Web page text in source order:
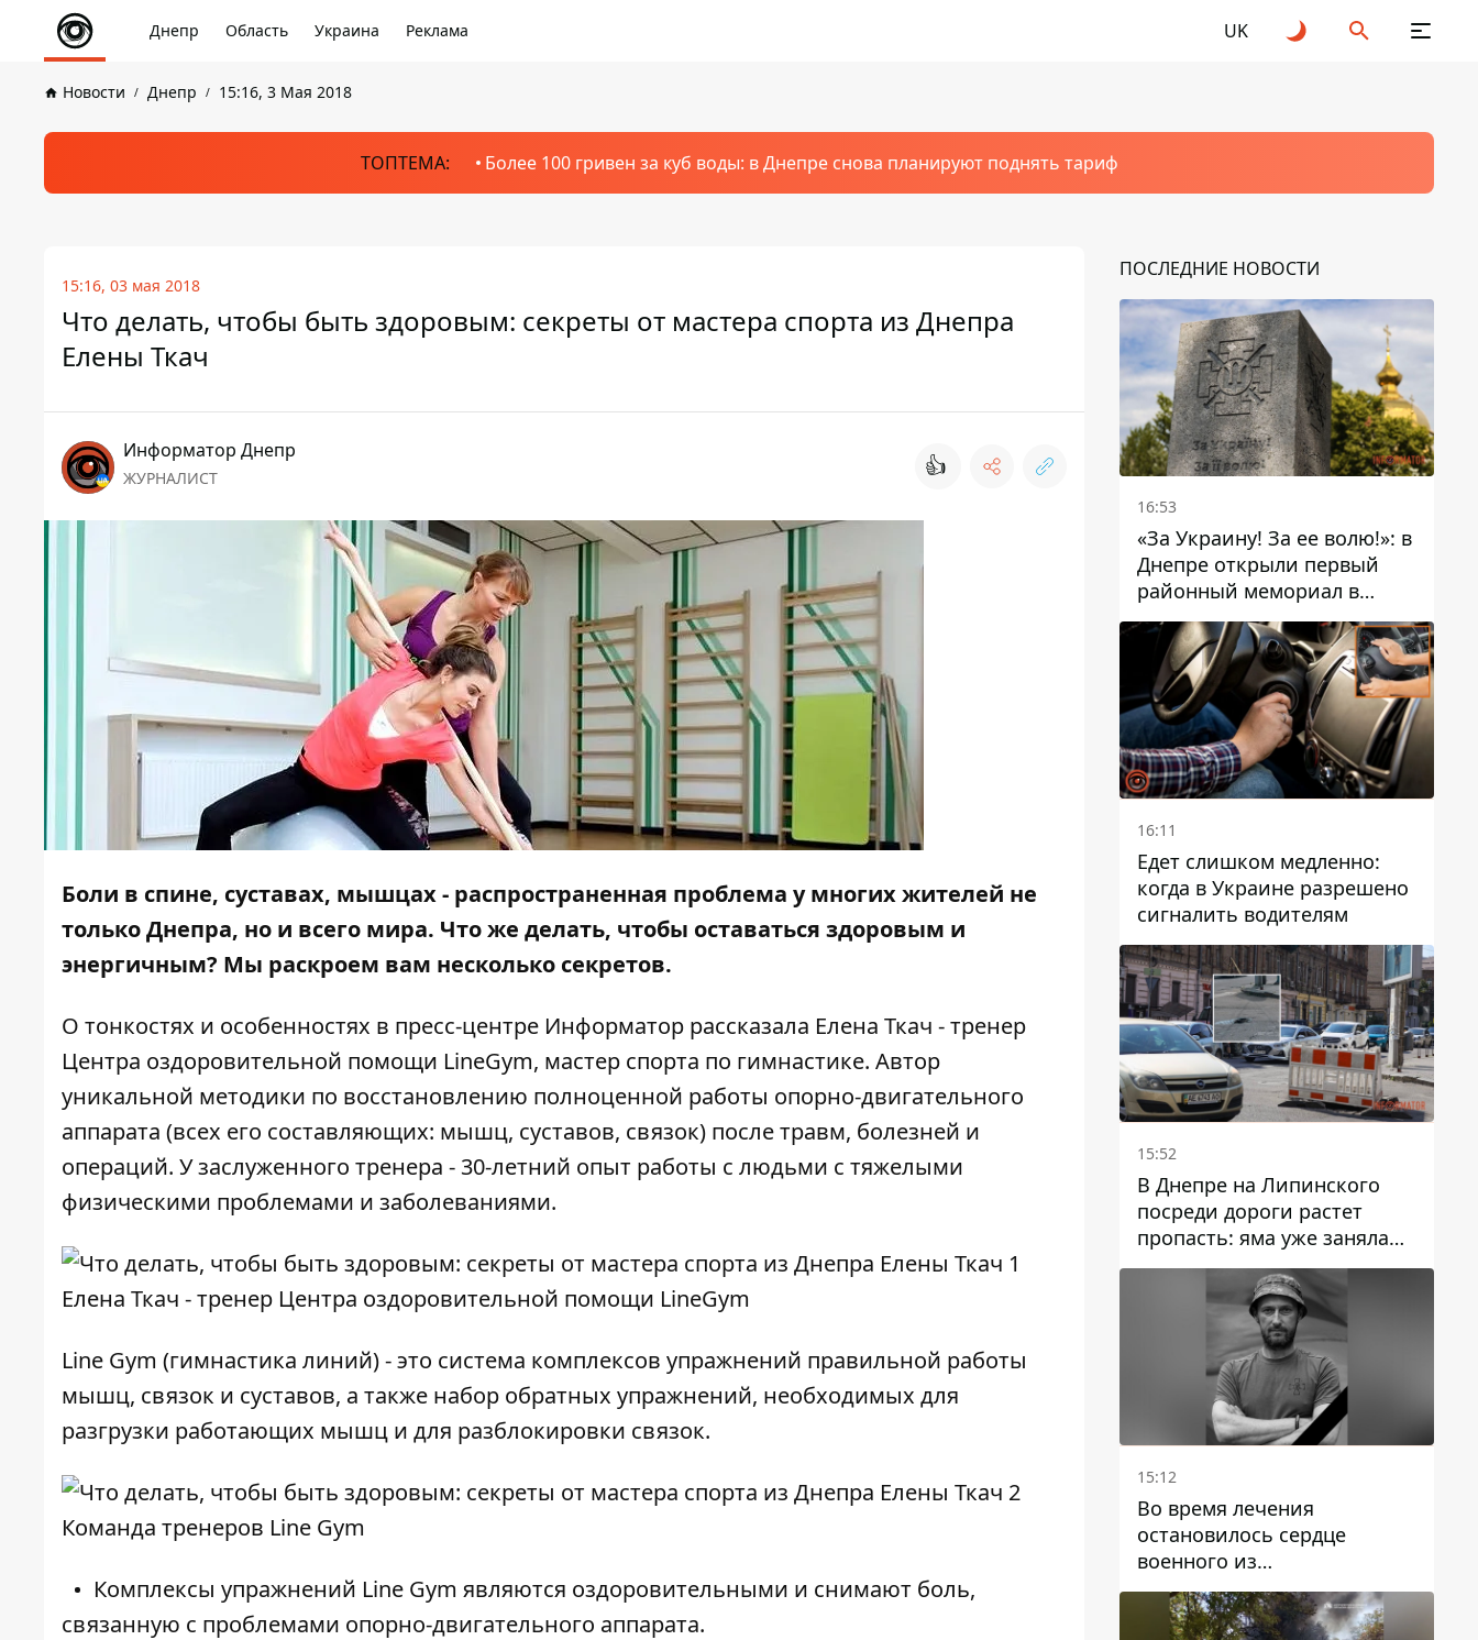
Днепр Область Украина Реклама UK
Новости Днепр 15:16, 3 Мая 2018
ТОПТЕМА: Более 100 гривен за куб воды: в Днепре снова планируют поднять тариф
15:16, 03 мая 2018
Что делать, чтобы быть здоровым: секреты от мастера спорта из Днепра
Елены Ткач
Информатор Днепр
ЖУРНАЛИСТ 👍
Боли в спине, суставах, мышцах - распространенная проблема у многих жителей не
только Днепра, но и всего мира. Что же делать, чтобы оставаться здоровым и
энергичным? Мы раскроем вам несколько секретов.
О тонкостях и особенностях в пресс-центре Информатор рассказала Елена Ткач - тренер
Центра оздоровительной помощи LineGym, мастер спорта по гимнастике. Автор
уникальной методики по восстановлению полноценной работы опорно-двигательного
аппарата (всех его составляющих: мышц, суставов, связок) после травм, болезней и
операций. У заслуженного тренера - 30-летний опыт работы с людьми с тяжелыми
физическими проблемами и заболеваниями.
Елена Ткач - тренер Центра оздоровительной помощи LineGym
Line Gym (гимнастика линий) - это система комплексов упражнений правильной работы
мышц, связок и суставов, а также набор обратных упражнений, необходимых для
разгрузки работающих мышц и для разблокировки связок.
Команда тренеров Line Gym
Комплексы упражнений Line Gym являются оздоровительными и снимают боль,
связанную с проблемами опорно-двигательного аппарата.
ПОСЛЕДНИЕ НОВОСТИ
16:53
«За Украину! За ее волю!»: в
Днепре открыли первый
районный мемориал в
честь погибших
Защитников
16:11
Едет слишком медленно:
когда в Украине разрешено
сигналить водителям
15:52
В Днепре на Липинского
посреди дороги растет
пропасть: яма уже заняла
полосу движения
15:12
Во время лечения
остановилось сердце
военного из
Днепропетровской области
Ростислава Лупашко